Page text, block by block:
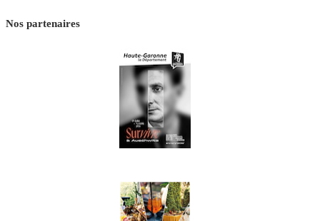
Nos partenaires